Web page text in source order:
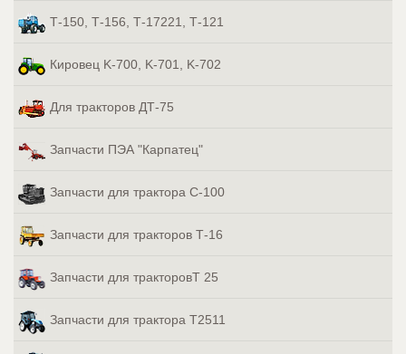
Т-150, Т-156, Т-17221, Т-121
Кировец K-700, K-701, K-702
Для тракторов ДТ-75
Запчасти ПЭА "Карпатец"
Запчасти для трактора С-100
Запчасти для тракторов Т-16
Запчасти для тракторовТ 25
Запчасти для трактора Т2511